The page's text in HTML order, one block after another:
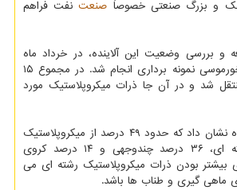
و بزرگ صنعتی خصوصاً صنعتنفت فراهم
و بررسی وضعیت این آلاینده، در خرداد ماه
سال ۱۳۹۶ از رسوب خورموسی نمونه برداری انجام شد. در مجموع ۱۵
شد و در آن جا ذرات میکروپلاستیک مورد
بررسی های انجام شده نشان داد که حدود ۴۹ درصد از میکروپلاستیک
های یافت شده رشته ای، ۳۶ درصد چندوجهی و ۱۴ درصد کروی
بیشتر بودن ذرات میکروپلاستیک رشته ای می
ماهی گیری و طناب ها باشد.